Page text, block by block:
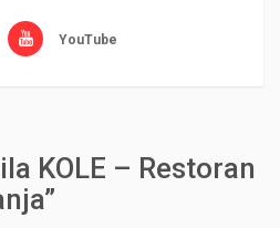
YouTube
KOLE – Restoran